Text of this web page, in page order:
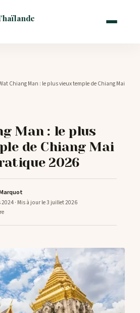
Chiang Man : le plus vieux temple de Chiang Mai
Man : le plus
de Chiang Mai
2026
2024· Mis à jour le 3 juillet 2026